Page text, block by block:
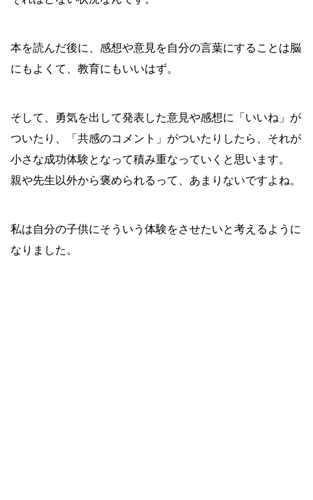
本を読んだ後に、感想や意見を自分の言葉にすることは脳
にもよくて、教育にもいいはず。
そして、勇気を出して発表した意見や感想に「いいね」が
ついたり、「共感のコメント」がついたりしたら、それが
小さな成功体験となって積み重なっていくと思います。
親や先生以外から褒められるって、あまりないですよね。
私は自分の子供にそういう体験をさせたいと考えるように
なりました。